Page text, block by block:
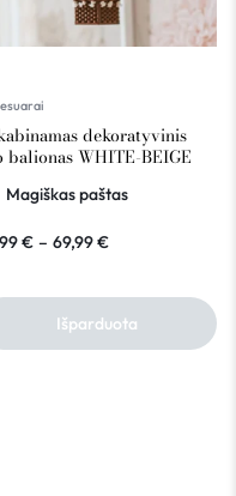
dekoratyvinis
balionas WHITE-BEIGE
Magiškas paštas
€ – 69,99€
Išparduota